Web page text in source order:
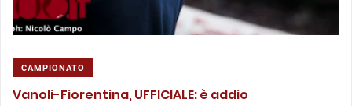
CAMPIONATO
Vanoli-Fiorentina, UFFICIALE: è addio